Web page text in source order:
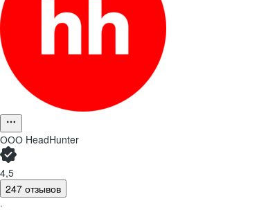
ООО HeadHunter
4,5
247 отзывов
·